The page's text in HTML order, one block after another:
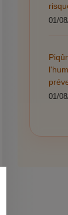
01/
01/